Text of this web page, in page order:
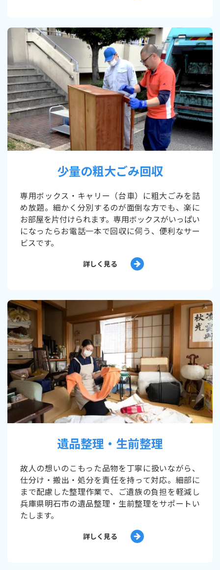
少量の粗大ごみ回収
専用ボックス・キャリー（台車）に粗大ごみを詰
め放題。細かく分別するのが面倒な方でも、楽に
お部屋を片付けられます。専用ボックスがいっぱい
になったらお電話一本で回収に伺う、便利なサー
ビスです。
詳しく見る
遺品整理・生前整理
故人の想いのこもった品物を丁寧に扱いながら、
仕分け・搬出・処分を責任を持って対応。細部に
まで配慮した整理作業で、ご遺族の負担を軽減し
兵庫県明石市の遺品整理・生前整理をサポートい
たします。
詳しく見る